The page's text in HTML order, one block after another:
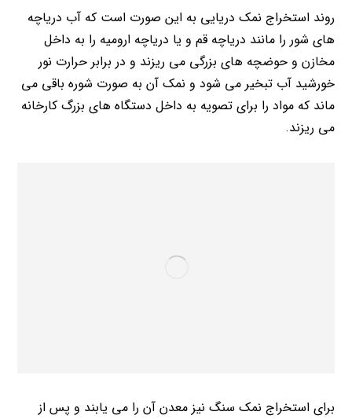
روند استخراج نمک دریایی به این صورت است که آب دریاچه
های شور را مانند دریاچه قم و یا دریاچه ارومیه را به داخل
مخازن و حوضچه های بزرگی می ریزند و در برابر حرارت نور
خورشید آب تبخیر می شود و نمک آن به صورت شوره باقی می
ماند که مواد را برای تصویه به داخل دستگاه های بزرگ کارخانه
می ریزند.
برای استخراج نمک سنگ نیز معدن آن را می یابند و پس از